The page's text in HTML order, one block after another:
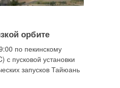
орбите
по пекинскому
с пусковой установки
запусков Тайюань